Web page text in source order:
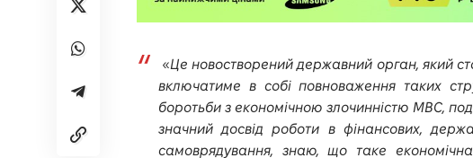
«Це новостворений державний орган, який
включатиме в собі повноваження таких
боротьби з економічною злочинністю МВС,
значний досвід роботи в фінансових,
самоврядування, знаю, що таке